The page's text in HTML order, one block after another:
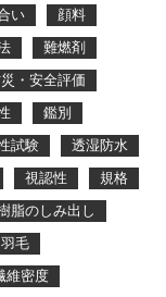
い
顔料
難燃剤
・安全評価
鑑別
試験
透湿防水
視認性
規格
脂のしみ出し
羽毛
維密度